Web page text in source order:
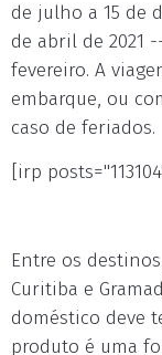
de julho a 15 de
de abril de 2021
fevereiro. A
embarque, ou
caso de feriados.
[irp posts="113104"
Entre os
Curitiba e
doméstico deve
produto é uma